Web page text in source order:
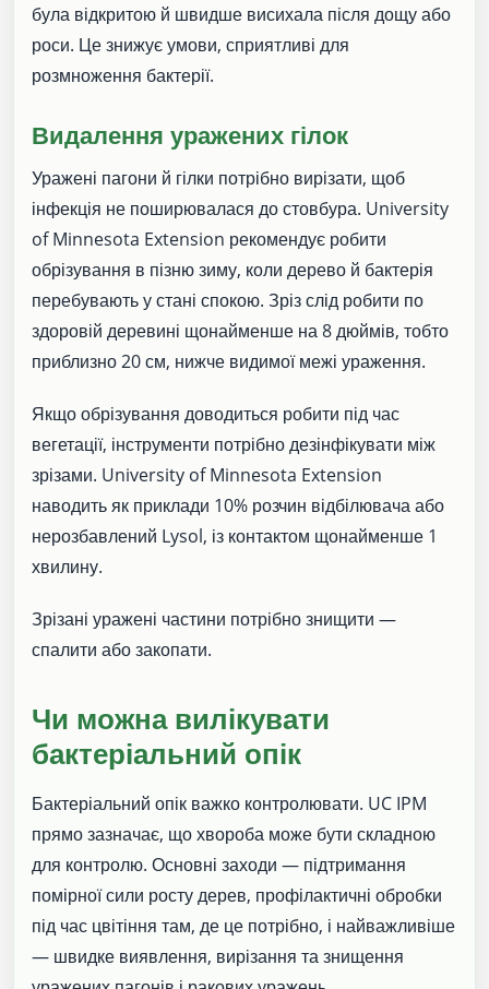
була відкритою й швидше висихала після дощу або
роси. Це знижує умови, сприятливі для
розмноження бактерії.
Видалення уражених гілок
Уражені пагони й гілки потрібно вирізати, щоб
інфекція не поширювалася до стовбура. University
of Minnesota Extension рекомендує робити
обрізування в пізню зиму, коли дерево й бактерія
перебувають у стані спокою. Зріз слід робити по
здоровій деревині щонайменше на 8 дюймів, тобто
приблизно 20 см, нижче видимої межі ураження.
Якщо обрізування доводиться робити під час
вегетації, інструменти потрібно дезінфікувати між
зрізами. University of Minnesota Extension
наводить як приклади 10% розчин відбілювача або
нерозбавлений Lysol, із контактом щонайменше 1
хвилину.
Зрізані уражені частини потрібно знищити —
спалити або закопати.
Чи можна вилікувати
бактеріальний опік
Бактеріальний опік важко контролювати. UC IPM
прямо зазначає, що хвороба може бути складною
для контролю. Основні заходи — підтримання
помірної сили росту дерев, профілактичні обробки
під час цвітіння там, де це потрібно, і найважливіше
— швидке виявлення, вирізання та знищення